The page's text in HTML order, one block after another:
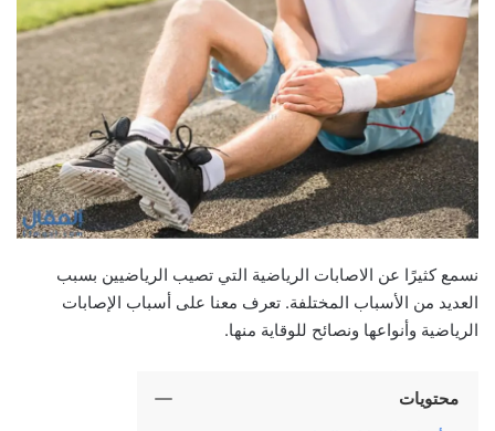
نسمع كثيرًا عن الاصابات الرياضية التي تصيب الرياضيين بسبب
العديد من الأسباب المختلفة. تعرف معنا على أسباب الإصابات
الرياضية وأنواعها ونصائح للوقاية منها.
محتويات